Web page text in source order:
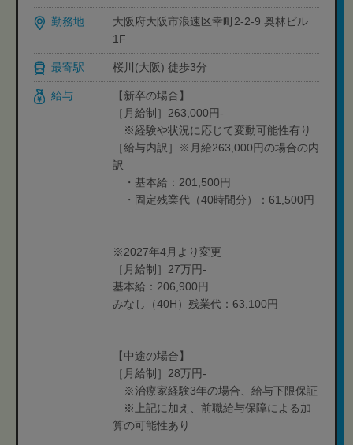
勤務地
大阪府大阪市浪速区幸町2-2-9 奥林ビル
1F
最寄駅 桜川(大阪) 徒歩3分
給与
【新卒の場合】
［月給制］263,000円-
※経験や状況に応じて変動可能性有り
［給与内訳］※月給263,000円の場合の内
訳
・基本給：201,500円
・固定残業代（40時間分）：61,500円
※2027年4月より変更
［月給制］27万円-
基本給：206,900円
みなし（40H）残業代：63,100円
【中途の場合】
［月給制］28万円-
※治療家経験3年の場合、給与下限保証
※上記に加え、前職給与保障による加
算の可能性あり